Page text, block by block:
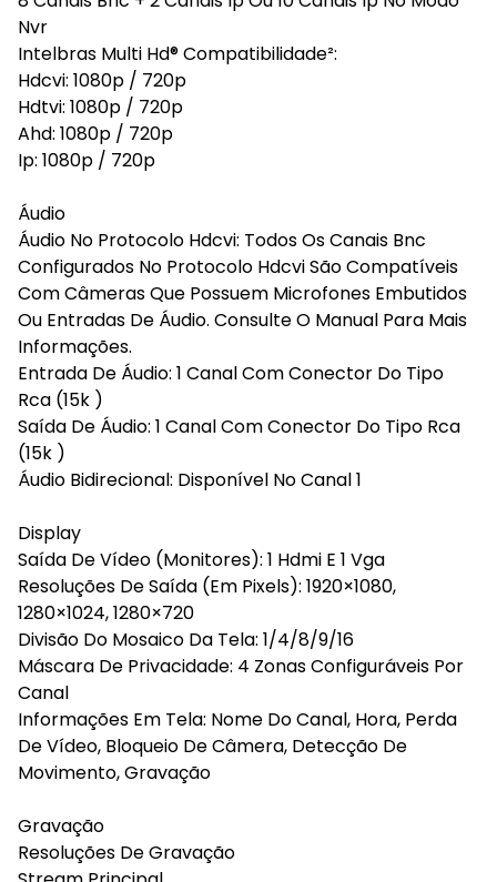
Nvr
Intelbras Multi Hd® Compatibilidade²:
Hdcvi: 1080p / 720p
Hdtvi: 1080p / 720p
Ahd: 1080p / 720p
Ip: 1080p / 720p
Áudio
Áudio No Protocolo Hdcvi: Todos Os Canais Bnc
Configurados No Protocolo Hdcvi São Compatíveis
Com Câmeras Que Possuem Microfones Embutidos
Ou Entradas De Áudio. Consulte O Manual Para Mais
Informações.
Entrada De Áudio: 1 Canal Com Conector Do Tipo
Rca (15k )
Saída De Áudio: 1 Canal Com Conector Do Tipo Rca
(15k )
Áudio Bidirecional: Disponível No Canal 1
Display
Saída De Vídeo (Monitores): 1 Hdmi E 1 Vga
Resoluções De Saída (Em Pixels): 1920×1080,
1280×1024, 1280×720
Divisão Do Mosaico Da Tela: 1/4/8/9/16
Máscara De Privacidade: 4 Zonas Configuráveis Por
Canal
Informações Em Tela: Nome Do Canal, Hora, Perda
De Vídeo, Bloqueio De Câmera, Detecção De
Movimento, Gravação
Gravação
Resoluções De Gravação